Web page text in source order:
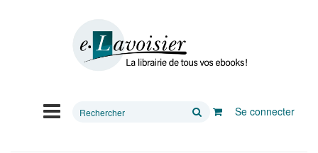
Rechercher
Se connecter